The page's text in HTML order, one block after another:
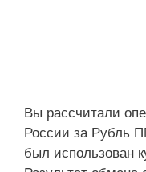
Вы рассчитали
России за Рубль
был использован